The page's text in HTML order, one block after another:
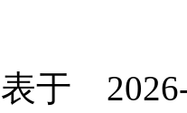
2026-